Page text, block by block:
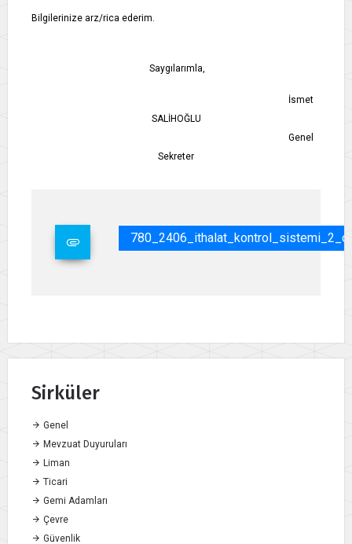
Bilgilerinize arz/rica ederim.
Saygılarımla,
İsmet
SALİHOĞLU
Genel
Sekreter
Sirküler
Genel
Mevzuat Duyuruları
Liman
Ticari
Gemi Adamları
Çevre
Güvenlik